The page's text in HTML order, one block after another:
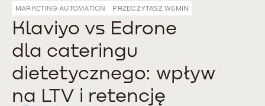
MARKETING AUTOMATION PRZECZYTASZ W6MIN
Klaviyo vs Edrone
dla cateringu
dietetycznego: wpływ
na LTV i retencję